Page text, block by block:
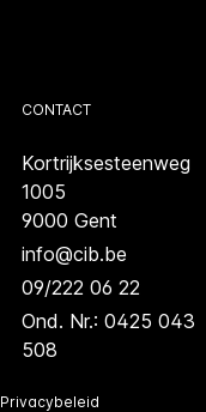
CONTACT
Kortrijksesteenweg
1005
9000 Gent
info@cib.be
09/222 06 22
Ond. Nr.: 0425 043
508
Privacybeleid